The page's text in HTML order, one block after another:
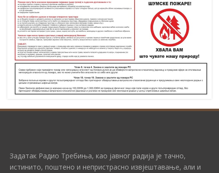
Задатак Радио Требиња, као јавног радија је тачно,
истинито, поштено и непристрасно извјештавање, али и